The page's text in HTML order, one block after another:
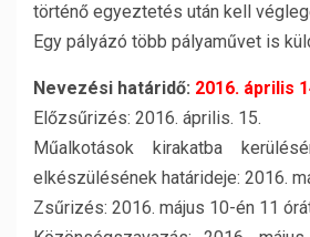
történő egyeztetés után kell
Egy pályázó több pályaművet is
Nevezési határidő: 2016. április
Előzsűrizés: 2016. április. 15.
Műalkotások kirakatba
elkészülésének határideje: 2016.
Zsűrizés: 2016. május 10-én 11